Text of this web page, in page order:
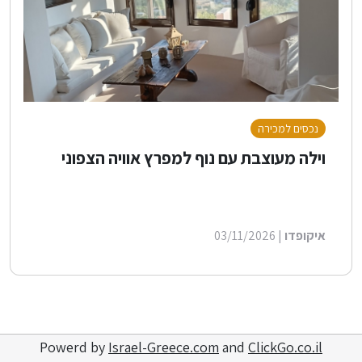
נכסים למכירה
וילה מעוצבת עם נוף למפרץ אוויה הצפוני
איקופדו | 03/11/2026
Powerd by Israel-Greece.com and ClickGo.co.il